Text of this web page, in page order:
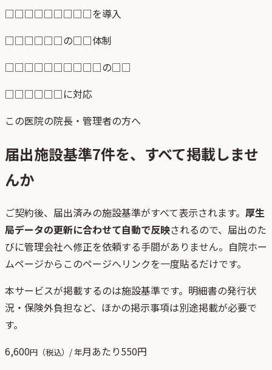
□□□□□□□□□を導入
□□□□□□の□□体制
□□□□□□□□□□の□□
□□□□□□に対応
この医院の院長・管理者の方へ
届出施設基準7件を、すべて掲載しませ
んか
ご契約後、 届出済みの施設基準がすべて表示されます。 厚生
局データの更新に合わせて自動で反映されるので、届出のた
びに管理会社へ修正を依頼する手間がありません。自院ホー
ムページからこのページへリンクを一度貼るだけです。
本サービスが掲載するのは施設基準です。明細書の発行状
況・保険外負担など、ほかの掲示事項は別途掲載が必要で
す。
6,600円（税込）/ 年月あたり550円